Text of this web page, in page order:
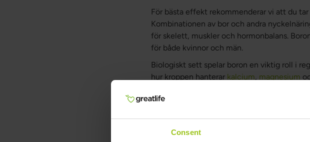
Consent
För bästa effekt rekommenderar vi att du
Kombinationen av bor och andra
för skelett, muskler och hormonbalans.
för både kvinnor och män.
Biologiskt sett spelar boron en viktig roll i
hur kroppen hanterar kalcium, magnesium
klimakteriet, vid minskad bentäthet och för
gör boron till ett optimalt val för dig som vill